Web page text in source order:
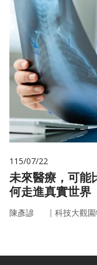
115/07/22
未來醫療，可能
何走進真實世界
陳彥諺 ｜ 科技大觀